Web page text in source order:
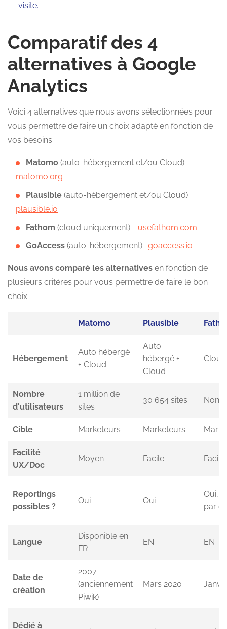
visite.
Comparatif des 4
alternatives à Google
Analytics
Voici 4 alternatives que nous avons sélectionnées pour
vous permettre de faire un choix adapté en fonction de
vos besoins.
Matomo (auto-hébergement et/ou Cloud) :
matomo.org
Plausible (auto-hébergement et/ou Cloud) :
plausible.io
Fathom (cloud uniquement) : usefathom.com
GoAccess (auto-hébergement) : goaccess.io
Nous avons comparé les alternatives en fonction de
plusieurs critères pour vous permettre de faire le bon
choix.
Matomo Plausible
Hébergement
Auto hébergé
+ Cloud
Auto
hébergé +
Cloud
Cloud
Nombre
d'utilisateurs
1 million de
sites
30 654 sites Non
Cible Marketeurs Marketeurs
Facilité
UX/Doc
Moyen Facile Facile
Reportings
possibles ?
Oui Oui
Oui,
par
Langue
Disponible en
FR
EN EN
Date de
création
2007
(anciennement
Piwik)
Mars 2020 Janv.
Dédié à